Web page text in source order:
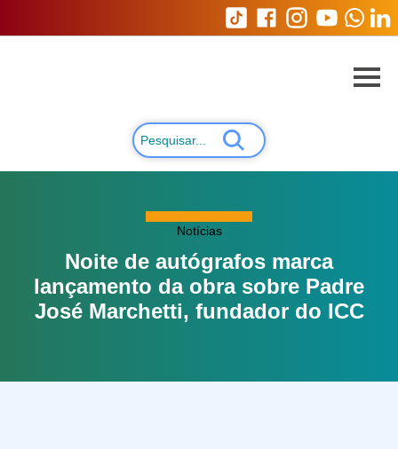
Notícias
Noite de autógrafos marca
lançamento da obra sobre Padre
José Marchetti, fundador do ICC